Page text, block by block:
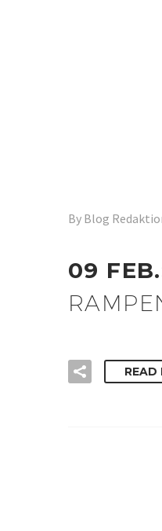
By Blog
09
READ